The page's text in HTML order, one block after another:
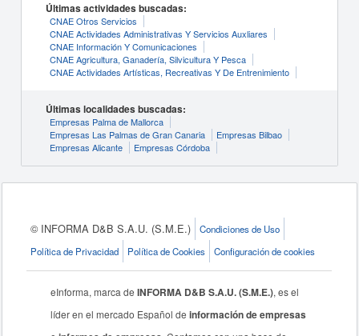
Últimas actividades buscadas:
CNAE Otros Servicios
CNAE Actividades Administrativas Y Servicios Auxliares
CNAE Información Y Comunicaciones
CNAE Agricultura, Ganadería, Silvicultura Y Pesca
CNAE Actividades Artísticas, Recreativas Y De Entrenimiento
Últimas localidades buscadas:
Empresas Palma de Mallorca
Empresas Las Palmas de Gran Canaria
Empresas Bilbao
Empresas Alicante
Empresas Córdoba
© INFORMA D&B S.A.U. (S.M.E.)
Condiciones de Uso
Política de Privacidad
Política de Cookies Configuración de cookies
eInforma, marca deINFORMA D&B S.A.U. (S.M.E.), es el
líder en el mercado Español deinformación de empresas